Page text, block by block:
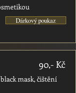
Dárkový poukaz
90,- Kč
mask, čištění